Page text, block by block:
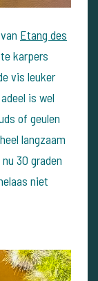
Etang des
karpers
vis leuker
is wel
of geulen
langzaam
30 graden
niet